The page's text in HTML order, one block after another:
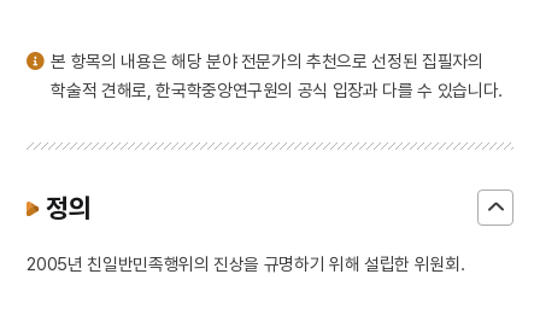
5 이
6
고려말 화령부 호적 관련 고문서
본 항목의 내용은 해당 분야 전문가의 추천으로 선정된 집필자의
학술적 견해로, 한국학중앙연구원의 공식 입장과 다를 수 있습니다.
정의
2005년 친일반민족행위의 진상을 규명하기 위해 설립한 위원회.